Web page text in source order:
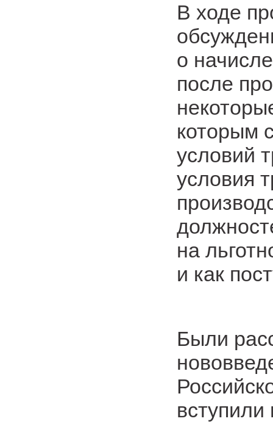
В ходе
о
после
которым
условий
условия
на
и как
Были
вступили